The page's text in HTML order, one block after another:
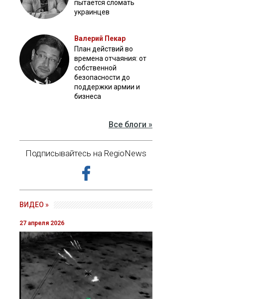
пытается сломать
украинцев
Валерий Пекар
План действий во
времена отчаяния: от
собственной
безопасности до
поддержки армии и
бизнеса
Все блоги »
Подписывайтесь на RegioNews
ВИДЕО »
27 апреля 2026